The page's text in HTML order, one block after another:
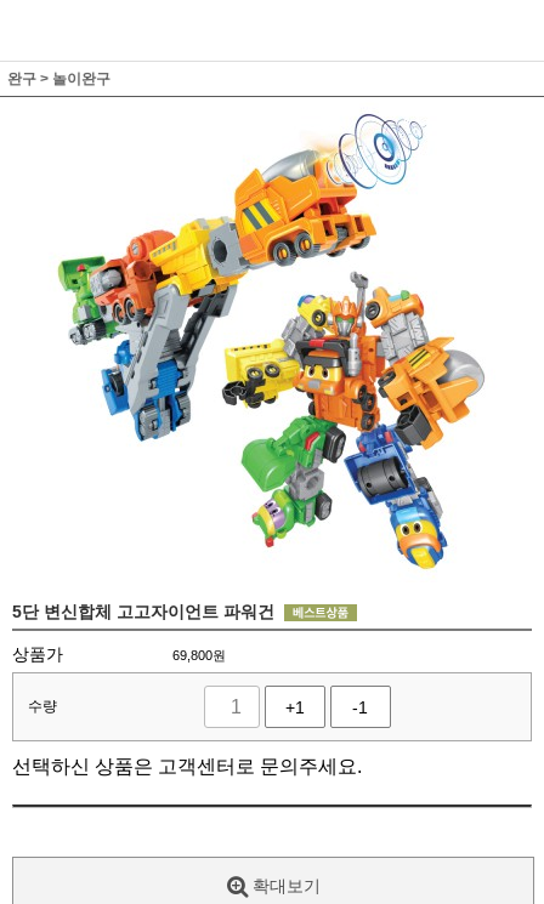
완구 > 놀이완구
5단 변신합체 고고자이언트 파워건
상품가 69,800원
수량 +1 -1
선택하신 상품은 고객센터로 문의주세요.
확대보기